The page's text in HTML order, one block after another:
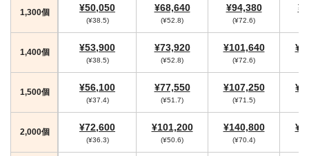
1,300個 ¥50,050
(¥38.5)
¥68,640
(¥52.8)
¥94,380
(¥72.6)
1,400個 ¥53,900
(¥38.5)
¥73,920
(¥52.8)
¥101,640
(¥72.6)
1,500個 ¥56,100
(¥37.4)
¥77,550
(¥51.7)
¥107,250
(¥71.5)
2,000個 ¥72,600
(¥36.3)
¥101,200
(¥50.6)
¥140,800
(¥70.4)